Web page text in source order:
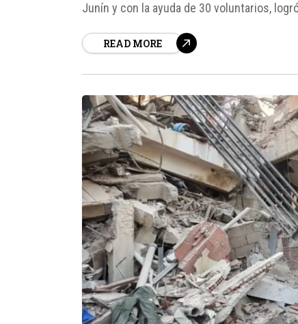
Junín y con la ayuda de 30 voluntarios,
READ MORE